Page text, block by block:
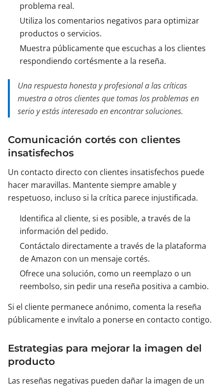
problema real.
Utiliza los comentarios negativos para optimizar
productos o servicios.
Muestra públicamente que escuchas a los clientes
respondiendo cortésmente a la reseña.
Una respuesta honesta y profesional a las críticas
muestra a otros clientes que tomas los problemas en
serio y estás interesado en encontrar soluciones.
Comunicación cortés con clientes
insatisfechos
Un contacto directo con clientes insatisfechos puede
hacer maravillas. Mantente siempre amable y
respetuoso, incluso si la crítica parece injustificada.
Identifica al cliente, si es posible, a través de la
información del pedido.
Contáctalo directamente a través de la plataforma
de Amazon con un mensaje cortés.
Ofrece una solución, como un reemplazo o un
reembolso, sin pedir una reseña positiva a cambio.
Si el cliente permanece anónimo, comenta la reseña
públicamente e invítalo a ponerse en contacto contigo.
Estrategias para mejorar la imagen del
producto
Las reseñas negativas pueden dañar la imagen de un